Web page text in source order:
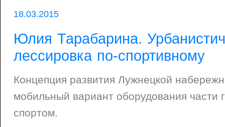
18.03.2015
Юлия Тарабарина.
лессировка по-спортивному
Концепция развития Лужнецкой
мобильный вариант оборудования части
спортом.